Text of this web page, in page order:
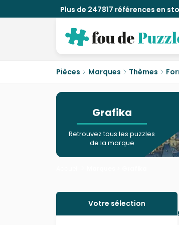
Plus de 247817 références en
Pièces Marques Thèmes
Grafika
Retrouvez tous les puzzles
de la marque
Grafikaest en effet la
tels queJosephine Wall,
Votre sélection